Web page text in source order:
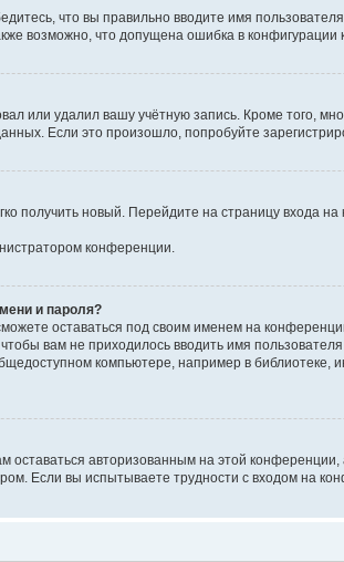
что вы правильно вводите имя
возможно, что допущена ошибка в
или удалил вашу учётную запись. Кроме того,
Если это произошло, попробуйте
получить новый. Перейдите на страницу входа
конференции.
и пароля?
оставаться под своим именем на
вам не приходилось вводить имя
компьютере, например в библиотеке,
авторизованным на этой
Если вы испытываете трудности с входом на